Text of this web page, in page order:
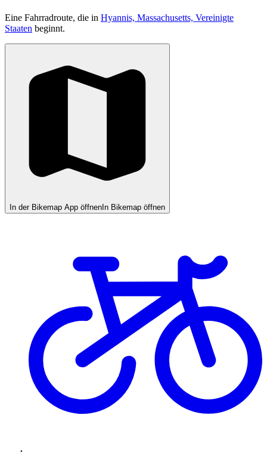
Eine Fahrradroute, die in Hyannis, Massachusetts, Vereinigte
Staaten beginnt.
In der Bikemap App öffnen In Bikemap öffnen